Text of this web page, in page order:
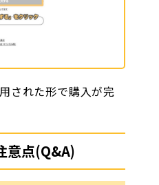
された形で購入が完
意点(Q&A)